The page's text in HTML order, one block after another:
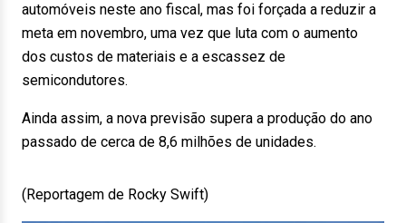
automóveis neste ano fiscal, mas foi forçada a reduzir a
meta em novembro, uma vez que luta com o aumento
dos custos de materiais e a escassez de
semicondutores.
Ainda assim, a nova previsão supera a produção do ano
passado de cerca de 8,6 milhões de unidades.
(Reportagem de Rocky Swift)